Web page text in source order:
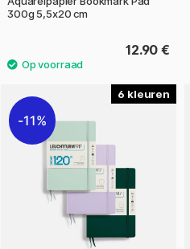
300g 5,5x20 cm
12.90 €
6
11%